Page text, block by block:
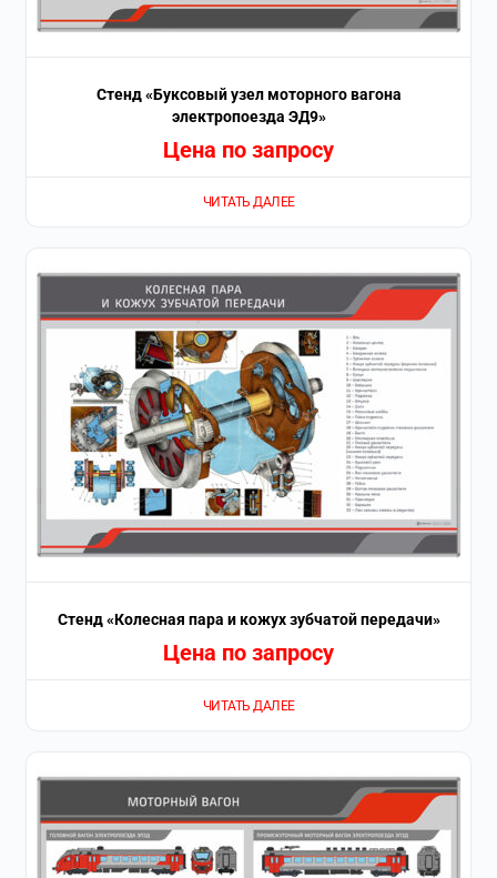
Стенд «Буксовый узел моторного вагона
электропоезда ЭД9»
Цена по запросу
ЧИТАТЬ ДАЛЕЕ
Стенд «Колесная пара и кожух зубчатой передачи»
Цена по запросу
ЧИТАТЬ ДАЛЕЕ